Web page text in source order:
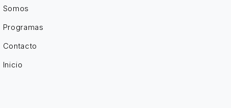
Somos
Programas
Contacto
Inicio